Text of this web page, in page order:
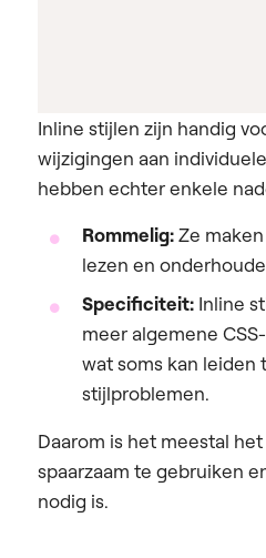
Inline stijlen zijn handig
wijzigingen aan
hebben echter enkele
Rommelig:Ze
lezen en
Specificiteit: Inline
meer algemene
wat soms kan leiden
stijlproblemen.
Daarom is het meestal
spaarzaam te gebruiken
nodig is.